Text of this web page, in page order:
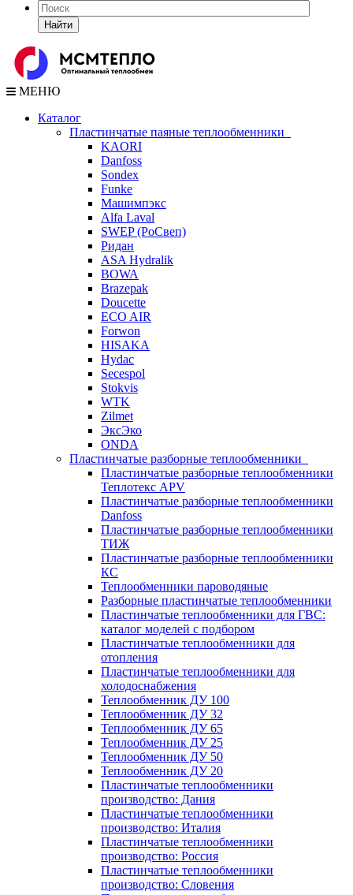
Найти
МЕНЮ
Каталог
Пластинчатые паяные теплообменники
KAORI
Danfoss
Sondex
Funke
Машимпэкс
Alfa Laval
SWEP (РоСвеп)
Ридан
ASA Hydralik
BOWA
Brazepak
Doucette
ECO AIR
Forwon
HISAKA
Hydac
Secespol
Stokvis
WTK
Zilmet
ЭксЭко
ONDA
Пластинчатые разборные теплообменники
Пластинчатые разборные теплообменники
Теплотекс APV
Пластинчатые разборные теплообменники
Danfoss
Пластинчатые разборные теплообменники
ТИЖ
Пластинчатые разборные теплообменники
КC
Теплообменники пароводяные
Разборные пластинчатые теплообменники
Пластинчатые теплообменники для ГВС:
каталог моделей с подбором
Пластинчатые теплообменники для
отопления
Пластинчатые теплообменники для
холодоснабжения
Теплообменник ДУ 100
Теплообменник ДУ 32
Теплообменник ДУ 65
Теплообменник ДУ 25
Теплообменник ДУ 50
Теплообменник ДУ 20
Пластинчатые теплообменники
производство: Дания
Пластинчатые теплообменники
производство: Италия
Пластинчатые теплообменники
производство: Россия
Пластинчатые теплообменники
производство: Словения